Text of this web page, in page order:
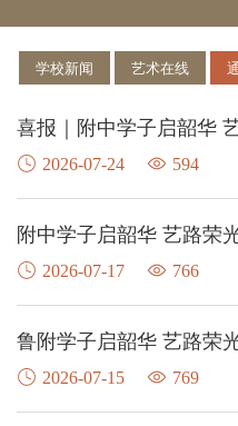
学校新闻 艺术在线
喜报｜附中学子启韶华
2026-07-24 594
附中学子启韶华 艺路荣
2026-07-17 766
鲁附学子启韶华 艺路荣
2026-07-15 769